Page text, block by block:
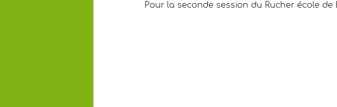
Pour la seconde session du Rucher école de